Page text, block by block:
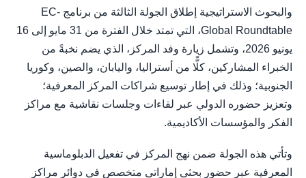
والبحوث الاستراتيجية إطلاق الجولة الثالثة من برنامج EC-
Global Roundtable، التي تمتد خلال الفترة من 31 مايو إلى 16
يونيو 2026، وتشمل زيارة وفد المركز، الذي يضم نخبةً من
الخبراء المشاركين، كلًّا من أستراليا، واليابان، والصين، وكوريا
الجنوبية؛ وذلك في إطار توسيع شراكات المركز المعرفية؛
وتعزيز حضوره الدولي عبر لقاءات وجلسات نقاشية مع مراكز
الفكر والمؤسسات الأكاديمية.
وتأتي هذه الجولة ضمن نهج المركز في تفعيل الدبلوماسية
المعرفية عبر حضورٍ بحثي إماراتي متخصص في دوائر مراكز